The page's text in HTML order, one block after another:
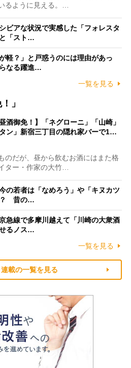
るように見える。…
ビアな状況で実感した「フォレスタ
「スト…
軽？」と戸惑うのには理由があっ
なる躍進…
一覧を見る
」
酒御免！】「ネグローニ」「山崎」
タン」新宿三丁目の隠れ家バーで1…
だが、昼から飲むお酒にはまた格
ー・作家の大竹…
の若者は「なめろう」や「キヌカツ
？ 昔の…
急線で多摩川越えて「川崎の大衆酒
るノス…
一覧を見る
載の一覧を見る